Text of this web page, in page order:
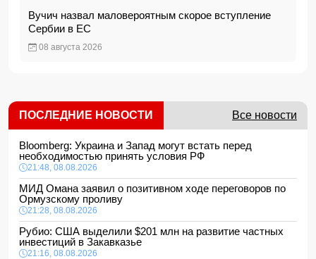
Вучич назвал маловероятным скорое вступление
Сербии в ЕС
08 августа 2026
ПОСЛЕДНИЕ НОВОСТИ Все новости
Bloomberg: Украина и Запад могут встать перед
необходимостью принять условия РФ
21:48, 08.08.2026
МИД Омана заявил о позитивном ходе переговоров по
Ормузскому проливу
21:28, 08.08.2026
Рубио: США выделили $201 млн на развитие частных
инвестиций в Закавказье
21:16, 08.08.2026